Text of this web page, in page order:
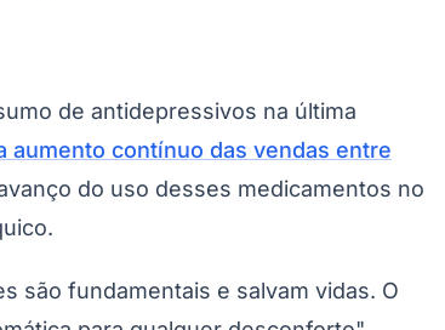
de antidepressivos na última
aumento contínuo das vendas entre
do uso desses medicamentos no
são fundamentais e salvam vidas. O